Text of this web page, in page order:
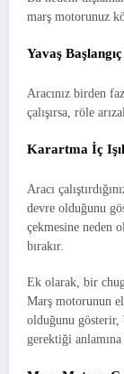
marş motorunuz
Yavaş Başlangıç
Aracınız birden
çalışırsa, röle
Karartma İç
Aracı
devre olduğunu
çekmesine neden
bırakır.
Ek olarak, bir
Marş motorunun
olduğunu
gerektiği anlamına